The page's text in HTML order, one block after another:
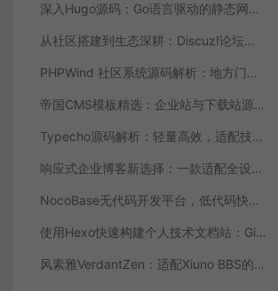
深入Hugo源码：Go语言驱动的静态网站生成器核心解析
从社区搭建到生态深耕：Discuz!论坛源码的进阶价值
PHPWind 社区系统源码解析：地方门户与论坛的技术实现
帝国CMS模板精选：企业站与下载站源码全解析
Typecho源码解析：轻量高效，适配技术博主的个人博客首选
响应式企业博客新选择：一款适配全设备的WordPress主题源码
NocoBase无代码开发平台，低代码快速搭建应用，支持自定义工作流
使用Hexo快速构建个人技术文档站：GitHub Pages托管全攻略
风素雅VerdantZen：适配Xiuno BBS的现代化主题源码解析与体验优化